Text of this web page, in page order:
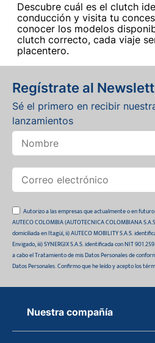
Descubre cuál es el clutch
conducción y visita tu
conocer los modelos
clutch correcto, cada viaje
placentero.
Regístrate al
Sé el primero en recibir
lanzamientos
Autorizo a las empresas que actualmente o en futuro
AUTECO COLOMBIA (AUTOTECNICA COLOMBIANA
domiciliada en Itagüí, ii) AUTECO MOBILITY S.A.S.
Envigado, iii) SYNERGIX S.A.S. identificada con NIT
a cabo el Tratamiento de mis Datos Personales de
Datos Personales. Confirmo que he leído y acepto los
Nuestra compañía
Quiénes somos